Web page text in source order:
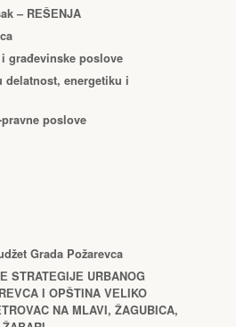
– RЕŠЕNJA
građevinske poslove
delatnost, energetiku i
poslove
Grada Požarevca
STRATЕGIJЕ URBANOG
I OPŠTINA VЕLIKO
NA MLAVI, ŽAGUBICA,